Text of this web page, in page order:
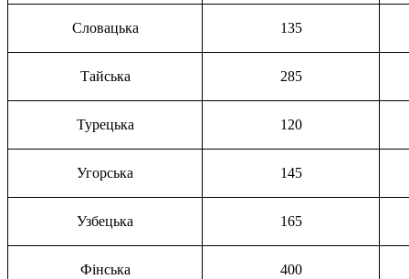
Словацька 135
Тайська 285
Турецька 120
Угорська 145
Узбецька 165
Фінська 400